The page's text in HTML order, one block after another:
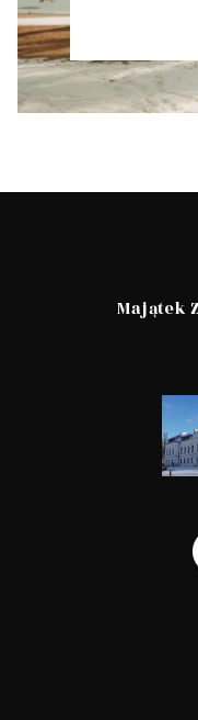
Majątek